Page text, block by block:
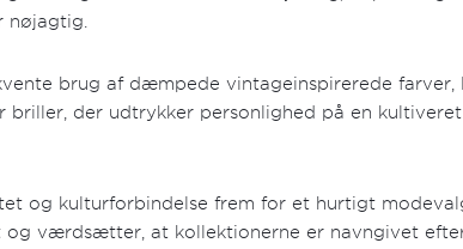
nøjagtig.
brug af dæmpede vintageinspirerede farver,
der udtrykker personlighed på en
og kulturforbindelse frem for et hurtigt
og værdsætter, at kollektionerne er navngivet